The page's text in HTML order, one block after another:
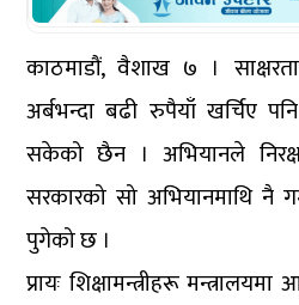
काठमाडौं, वैशाख ७ ।
अर्बभन्दा बढी रुपैयाँ खर्चिए
सकेको छैन । अभियानले
सरकारको सो अभियानमाथि नै
पुगेको छ ।
प्रायः शिक्षामन्त्रीहरू